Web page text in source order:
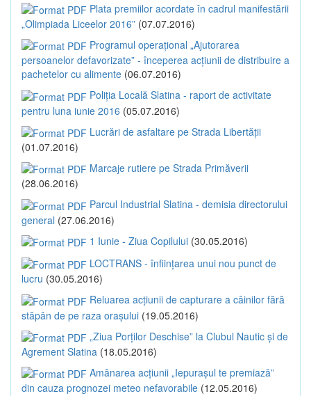
Plata premiilor acordate în cadrul manifestării
„Olimpiada Liceelor 2016” (07.07.2016)
Programul operațional „Ajutorarea
persoanelor defavorizate” - începerea acțiunii de distribuire a
pachetelor cu alimente (06.07.2016)
Poliția Locală Slatina - raport de activitate
pentru luna iunie 2016 (05.07.2016)
Lucrări de asfaltare pe Strada Libertății
(01.07.2016)
Marcaje rutiere pe Strada Primăverii
(28.06.2016)
Parcul Industrial Slatina - demisia directorului
general (27.06.2016)
1 Iunie - Ziua Copilului (30.05.2016)
LOCTRANS - înființarea unui nou punct de
lucru (30.05.2016)
Reluarea acțiunii de capturare a câinilor fără
stăpân de pe raza orașului (19.05.2016)
„Ziua Porților Deschise” la Clubul Nautic și de
Agrement Slatina (18.05.2016)
Amânarea acțiunii „Iepurașul te premiază”
din cauza prognozei meteo nefavorabile (12.05.2016)